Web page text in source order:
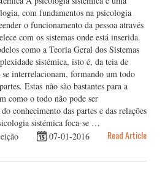
com fundamentos na psicologia
o funcionamento da pessoa através
com os sistemas onde está inserida.
como a Teoria Geral dos Sistemas
sistémica, isto é, da teia de
se interrelacionam, formando um todo
Estas não são bastantes para a
como o todo não pode ser
conhecimento das partes e das relações
sistémica foca-se …
07-01-2016 Read Article